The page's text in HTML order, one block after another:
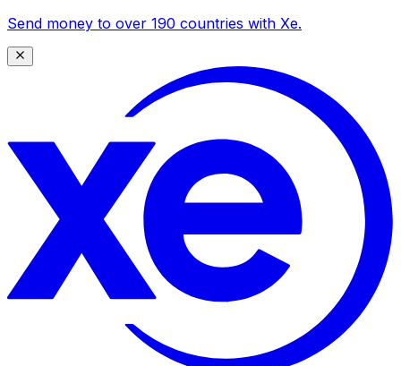
Send money to over 190 countries with Xe.